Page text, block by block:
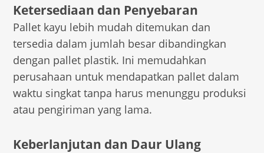
Ketersediaan dan Penyebaran
Pallet kayu lebih mudah ditemukan dan
tersedia dalam jumlah besar dibandingkan
dengan pallet plastik. Ini memudahkan
perusahaan untuk mendapatkan pallet dalam
waktu singkat tanpa harus menunggu produksi
atau pengiriman yang lama.
Keberlanjutan dan Daur Ulang